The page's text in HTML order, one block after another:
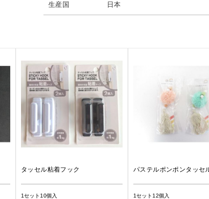
生産国 日本
タッセル粘着フック
1セット10個入
パステルポンポンタッセ
1セット12個入